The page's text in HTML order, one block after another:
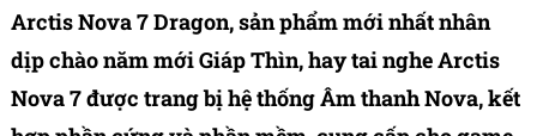
Arctis Nova 7 Dragon, sản phẩm mới nhất nhân
dịp chào năm mới Giáp Thìn, hay tai nghe Arctis
Nova 7 được trang bị hệ thống Âm thanh Nova, kết